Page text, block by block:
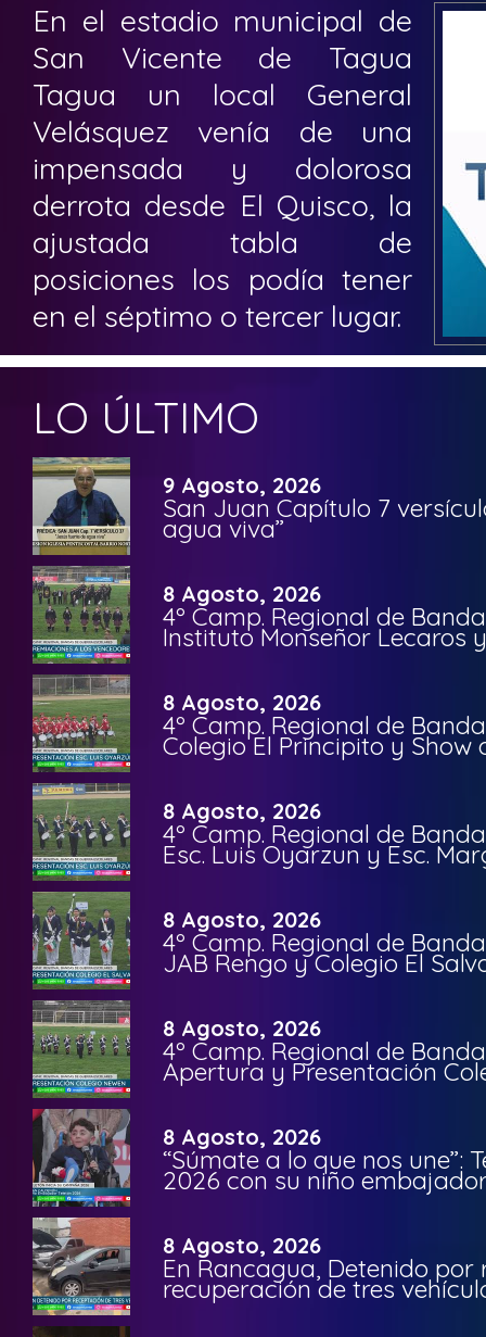
En el estadio municipal de
San Vicente de Tagua
Tagua un local General
Velásquez venía de una
impensada y dolorosa
derrota desde El Quisco, la
ajustada tabla de
posiciones los podía tener
en el séptimo o tercer lugar.
LO ÚLTIMO
9 Agosto, 2026
San Juan Capítulo 7
agua viva”
8 Agosto, 2026
4º Camp. Regional de
Instituto Monseñor Lecaros
8 Agosto, 2026
4º Camp. Regional de
Colegio El Principito y Show
8 Agosto, 2026
4º Camp. Regional de
Esc. Luis Oyarzun y Esc.
8 Agosto, 2026
4º Camp. Regional de
JAB Rengo y Colegio El
8 Agosto, 2026
4º Camp. Regional de
Apertura y Presentación
8 Agosto, 2026
“Súmate a lo que nos une”:
2026 con su niño
8 Agosto, 2026
En Rancagua, Detenido por
recuperación de tres